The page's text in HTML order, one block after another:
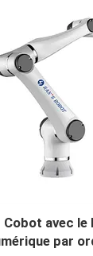
Cobot avec
par